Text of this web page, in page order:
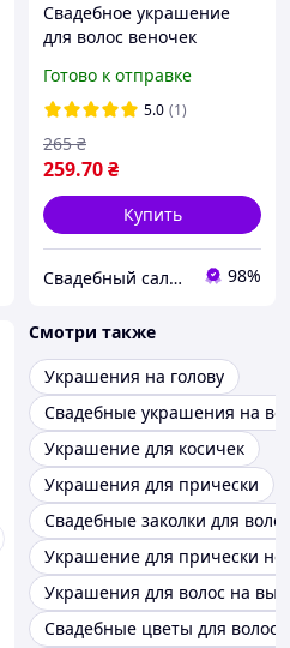
Свадебное украшение
для волос веночек
Готово к отправке
5.0 (1)
259.70₴
265 ₴
Купить
Свадебный салон "ПРИНЦЕССА" 98%
Смотри также
Украшения на голову
Свадебные украшения на
Украшение для косичек
Украшения для прически
Свадебные заколки для волос
Украшение для прически
Украшения для волос на
Свадебные цветы для волос